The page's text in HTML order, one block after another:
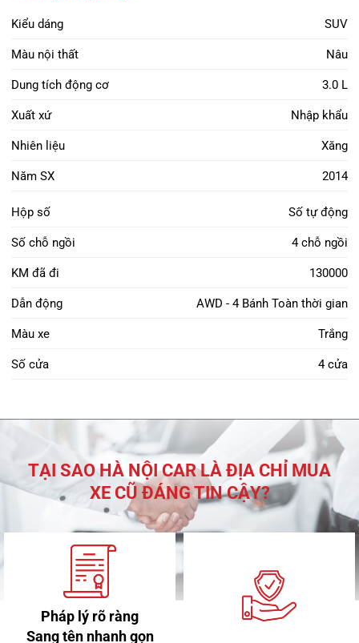
Kiểu dáng SUV
Màu nội thất Nâu
Dung tích động cơ 3.0 L
Xuất xứ Nhập khẩu
Nhiên liệu Xăng
Năm SX 2014
Hộp số Số tự động
Số chỗ ngồi 4 chỗ ngồi
KM đã đi 130000
Dẫn động AWD - 4 Bánh Toàn thời gian
Màu xe Trắng
Số cửa 4 cửa
TẠI SAO HÀ NỘI CAR LÀ ĐỊA CHỈ MUA
XE CŨ ĐÁNG TIN CẬY?
Pháp lý rõ ràng
Sang tên nhanh gọn